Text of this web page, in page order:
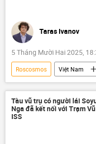
Taras Ivanov
5 Tháng Mười Hai 2025,
Roscosmos Việt Nam
Hợp tác Nga-Việt
Hội đồng Liên bang Nga
Trung tâm Vũ trụ Việt Nam
Tàu vũ trụ có người lái
Nga đã kết nối với Trạm
ISS